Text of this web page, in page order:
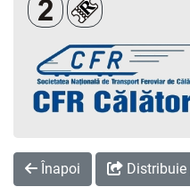
Înapoi